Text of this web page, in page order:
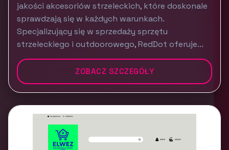
jakości akcesoriów strzeleckich, które doskonale
sprawdzają się w każdych warunkach.
Specjalizujący się w sprzedaży sprzętu
strzeleckiego i outdoorowego, RedDot oferuje...
ZOBACZ SZCZEGÓŁY